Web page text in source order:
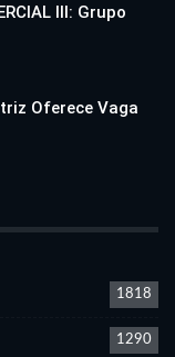
III: Grupo
Oferece Vaga
1818
1290